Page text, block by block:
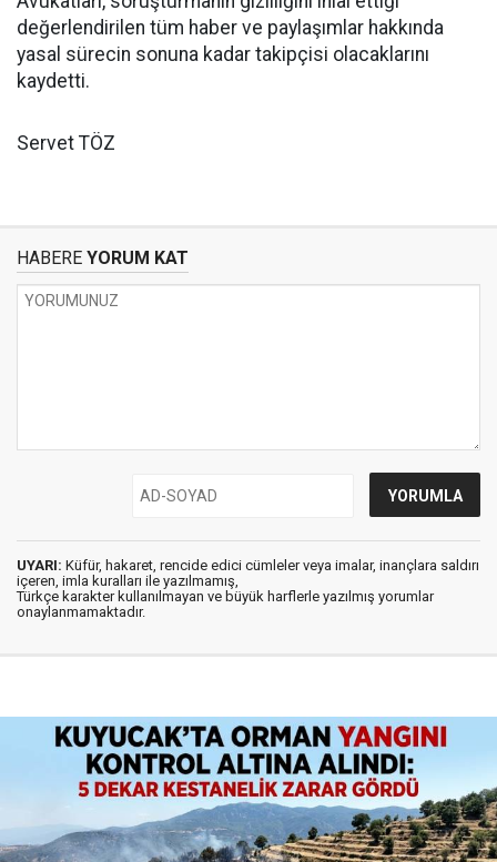
değerlendirilen tüm haber ve paylaşımlar hakkında
yasal sürecin sonuna kadar takipçisi olacaklarını
kaydetti.
Servet TÖZ
HABERE YORUM KAT
UYARI: Küfür, hakaret, rencide edici cümleler veya imalar, inançlara saldırı
içeren, imla kuralları ile yazılmamış,
Türkçe karakter kullanılmayan ve büyük harflerle yazılmış yorumlar
onaylanmamaktadır.